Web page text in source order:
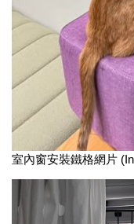
室內窗安裝鐵格網片